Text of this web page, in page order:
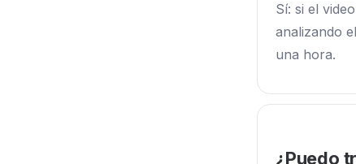
Sí: si el
analizando
una hora.
¿Puedo